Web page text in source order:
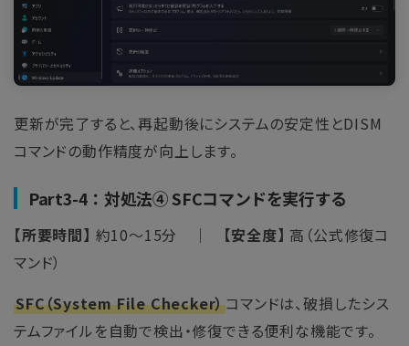
更新が完了すると、再起動後にシステムの安定性とDISM
コマンドの動作精度が向上します。
Part3-4：対処法④ SFCコマンドを実行する
【所要時間】 約10～15分 ｜ 【安全度】 高（公式修復コ
マンド）
SFC（System File Checker）コマンドは、破損したシス
テムファイルを自動で検出・修復できる便利な機能です。